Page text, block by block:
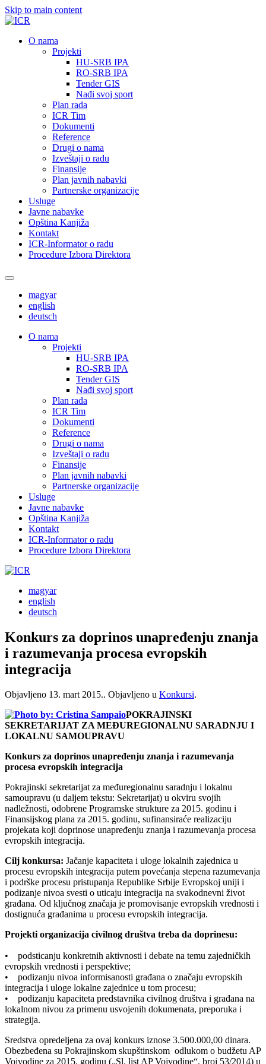
Skip to main content
О nama
Projekti
HU-SRB IPA
RO-SRB IPA
Tender GIS
Nađi svoj sport
Plan rada
ICR Tim
Dokumenti
Reference
Drugi o nama
Izveštaji o radu
Finansije
Plan javnih nabavki
Partnerske organizacije
Usluge
Javne nabavke
Opština Kanjiža
Kontakt
ICR-Informator o radu
Procedure Izbora Direktora
magyar
english
deutsch
О nama
Projekti
HU-SRB IPA
RO-SRB IPA
Tender GIS
Nađi svoj sport
Plan rada
ICR Tim
Dokumenti
Reference
Drugi o nama
Izveštaji o radu
Finansije
Plan javnih nabavki
Partnerske organizacije
Usluge
Javne nabavke
Opština Kanjiža
Kontakt
ICR-Informator o radu
Procedure Izbora Direktora
magyar
english
deutsch
Konkurs za doprinos unapređenju znanja
i razumevanja procesa evropskih
integracija
Objavljeno 13. mart 2015.. Objavljeno u Konkursi.
POKRAJINSKI
SEKRETARIJAT ZA MEĐUREGIONALNU SARADNJU I
LOKALNU SAMOUPRAVU
Konkurs za doprinos unapređenju znanja i razumevanja
procesa evropskih integracija
Pokrajinski sekretarijat za međuregionalnu saradnju i lokalnu
samoupravu (u daljem tekstu: Sekretarijat) u okviru svojih
nadležnosti, odobrene Programske strukture za 2015. godinu i
Finansijskog plana za 2015. godinu, sufinansiraće realizaciju
projekata koji doprinose unapređenju znanja i razumevanja procesa
evropskih integracija.
Cilj konkursa: Jačanje kapaciteta i uloge lokalnih zajednica u
procesu evropskih integracija putem povećanja stepena razumevanja
i podrške procesu pristupanja Republike Srbije Evropskoj uniji i
podizanje nivoa svesti o uticaju integracija na svakodnevni život
građana. Od ključnog značaja je promovisanje evropskih vrednosti i
dostignuća građanima u procesu evropskih integracija.
Projekti organizacija civilnog društva treba da doprinesu:
• podsticanju konkretnih aktivnosti i debate na temu zajedničkih
evropskih vrednosti i perspektive;
• podizanju nivoa informisanosti građana o značaju evropskih
integracija i uloge lokalne zajednice u tom procesu;
• podizanju kapaciteta predstavnika civilnog društva i građana na
lokalnom nivou za primenu usvojenih dokumenata, preporuka i
strategija.
Sredstva opredeljena za ovaj konkurs iznose 3.500.000,00 dinara.
Obezbeđena su Pokrajinskom skupštinskom odlukom o budžetu AP
Vojvodine za 2015. godinu („Sl. list AP Vojvodine“, broj 53/2014) u